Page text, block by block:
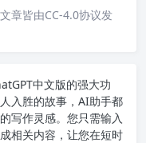
章皆由CC-4.0协议发
中文版的强大功
入胜的故事，AI助手都
写作灵感。您只需输入
相关内容，让您在短时